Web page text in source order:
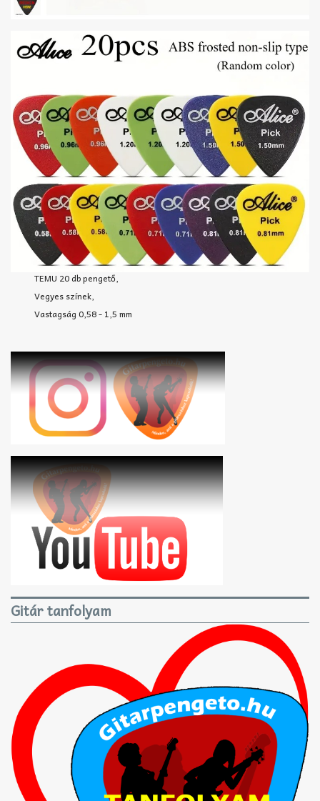
TEMU 20 db pengető,
Vegyes színek,
Vastagság 0,58 - 1,5 mm
Gitár tanfolyam